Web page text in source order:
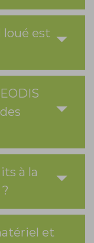
loué est
à la
et